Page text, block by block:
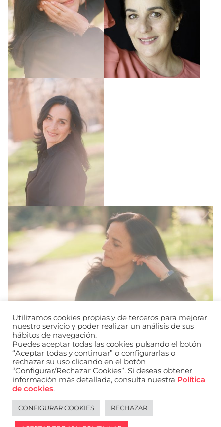
URL de Facebook
URL de Instagram
URL de Linkedin
Política de cookies
Política de privacidad de redes sociales
English
Utilizamos cookies propias y de terceros para mejorar
nuestro servicio y poder realizar un análisis de sus
hábitos de navegación.
Puedes aceptar todas las cookies pulsando el botón
“Aceptar todas y continuar” o configurarlas o
rechazar su uso clicando en el botón
“Configurar/Rechazar Cookies”. Si deseas obtener
información más detallada, consulta nuestra Política
de cookies.
CONFIGURAR COOKIES RECHAZAR